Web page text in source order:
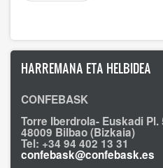
HARREMANA ETA HELBIDEA
CONFEBASK
Torre Iberdrola- Euskadi Pl.
48009 Bilbao (Bizkaia)
Tel: +34 94 402 13 31
confebask@confebask.es